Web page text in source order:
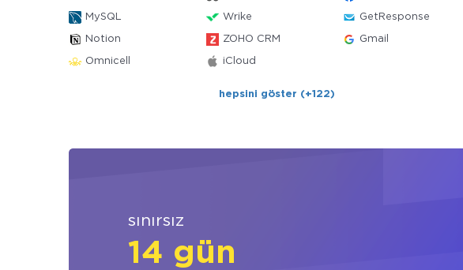
MySQL Wrike GetResponse
Notion ZOHO CRM Gmail
Omnicell iCloud
hepsini göster (+122)
sınırsız
14 gün